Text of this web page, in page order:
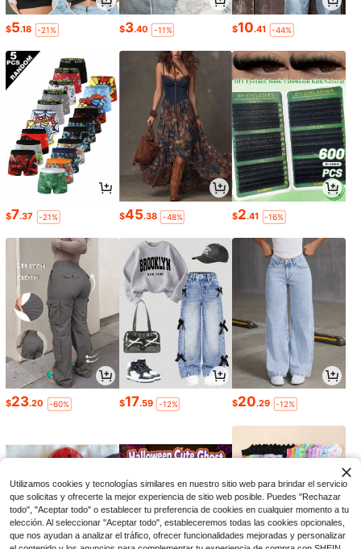
$5.18 -21% $3.40 -11% $10.41 -44%
$7.37 -21% $45.38 -48% $2.41 -16%
$23.20 -60% $17.59 -12% $20.29 -12%
Utilizamos cookies y tecnologías similares en nuestro sitio web para brindar el servicio
que solicitas y ofrecerte la mejor experiencia de sitio web posible. Puedes "Rechazar
todo", "Aceptar todo" o establecer tu preferencia de cookies en cualquier momento a tu
elección. Al seleccionar "Aceptar todo", estableceremos todas las cookies opcionales,
que nos ayudan a analizar el tráfico, ofrecer funcionalidades mejoradas y personalizar